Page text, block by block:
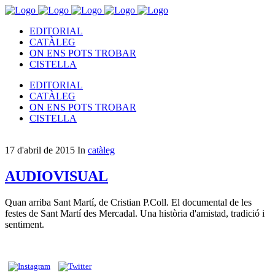
EDITORIAL
CATÀLEG
ON ENS POTS TROBAR
CISTELLA
EDITORIAL
CATÀLEG
ON ENS POTS TROBAR
CISTELLA
17 d'abril de 2015 In catàleg
AUDIOVISUAL
Quan arriba Sant Martí, de Cristian P.Coll. El documental de les
festes de Sant Martí des Mercadal. Una història d'amistad, tradició i
sentiment.